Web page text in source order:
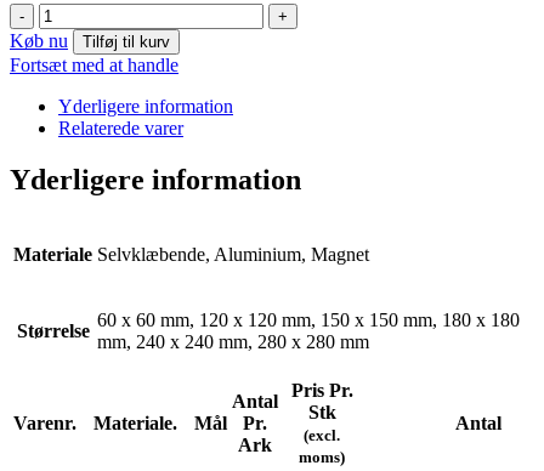
-
Bulky
waste
antal
+
Køb nu Tilføj til kurv
Fortsæt med at handle
Yderligere information
Relaterede varer
Yderligere information
Materiale Selvklæbende, Aluminium, Magnet
Størrelse
60 x 60 mm, 120 x 120 mm, 150 x 150 mm, 180 x 180
mm, 240 x 240 mm, 280 x 280 mm
Varenr. Materiale. Mål
Antal
Pr.
Ark
Pris Pr.
Stk
(excl.
moms)
Antal